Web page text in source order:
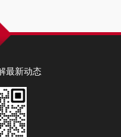
最新动态